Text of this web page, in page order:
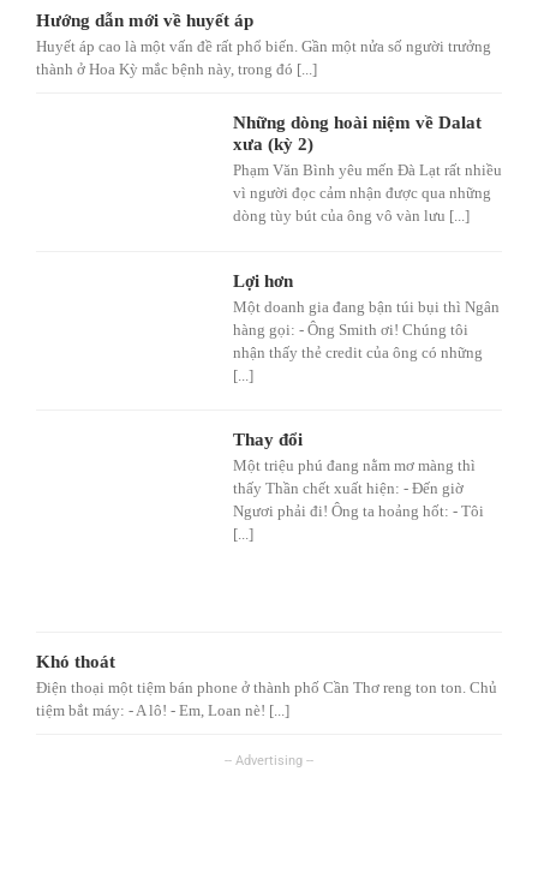
Hướng dẫn mới về huyết áp
Huyết áp cao là một vấn đề rất phổ biến. Gần một nửa số người trưởng
thành ở Hoa Kỳ mắc bệnh này, trong đó [...]
Những dòng hoài niệm về Dalat
xưa (kỳ 2)
Phạm Văn Bình yêu mến Đà Lạt rất nhiều
vì người đọc cảm nhận được qua những
dòng tùy bút của ông vô vàn lưu [...]
Lợi hơn
Một doanh gia đang bận túi bụi thì Ngân
hàng gọi: - Ông Smith ơi! Chúng tôi
nhận thấy thẻ credit của ông có những
[...]
Thay đổi
Một triệu phú đang nằm mơ màng thì
thấy Thần chết xuất hiện: - Đến giờ
Ngươi phải đi! Ông ta hoảng hốt: - Tôi
[...]
Khó thoát
Điện thoại một tiệm bán phone ở thành phố Cần Thơ reng ton ton. Chủ
tiệm bắt máy: - A lô! - Em, Loan nè! [...]